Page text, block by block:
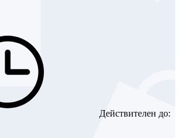
Действителен до: